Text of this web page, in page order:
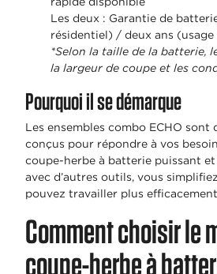
Les deux : Garantie de
résidentiel) / deux ans
*Selon la taille de la batterie,
la largeur de coupe et les
Pourquoi il se démarque
Les ensembles combo ECHO sont
conçus pour répondre à vos
coupe-herbe à batterie puissant
avec d’autres outils, vous
pouvez travailler plus
Comment choisir le
coupe-herbe à